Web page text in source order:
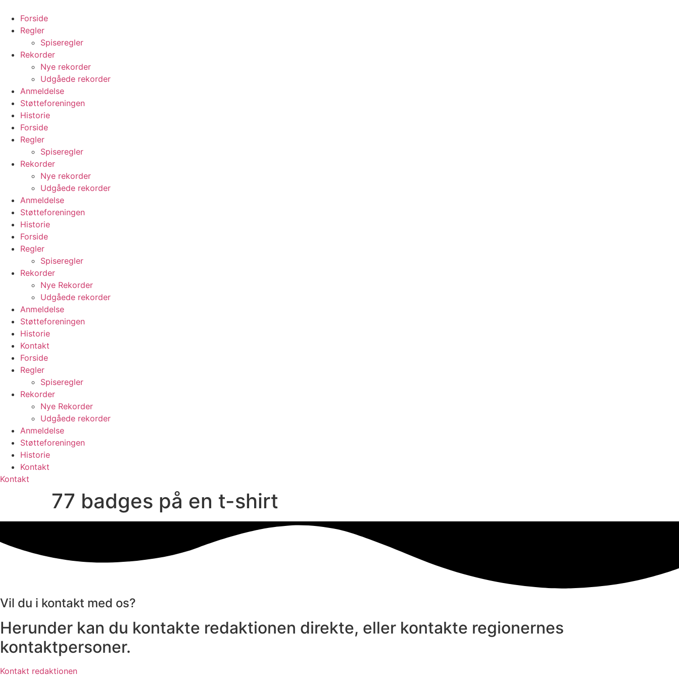
indhold
Forside
Regler
Spiseregler
Rekorder
Nye rekorder
Udgåede rekorder
Anmeldelse
Støtteforeningen
Historie
Forside
Regler
Spiseregler
Rekorder
Nye rekorder
Udgåede rekorder
Anmeldelse
Støtteforeningen
Historie
Forside
Regler
Spiseregler
Rekorder
Nye Rekorder
Udgåede rekorder
Anmeldelse
Støtteforeningen
Historie
Kontakt
Forside
Regler
Spiseregler
Rekorder
Nye Rekorder
Udgåede rekorder
Anmeldelse
Støtteforeningen
Historie
Kontakt
Kontakt
77 badges på en t-shirt
Vil du i kontakt med os?
Herunder kan du kontakte redaktionen direkte, eller kontakte regionernes
kontaktpersoner.
Kontakt redaktionen